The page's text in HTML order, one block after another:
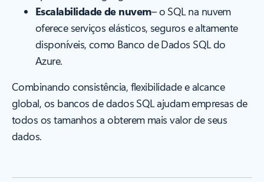
Escalabilidade de nuvem– o SQL na nuvem
oferece serviços elásticos, seguros e altamente
disponíveis, como Banco de Dados SQL do
Azure.
Combinando consistência, flexibilidade e alcance
global, os bancos de dados SQL ajudam empresas de
todos os tamanhos a obterem mais valor de seus
dados.